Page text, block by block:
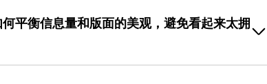
的示例文字全部换成你自己的标题、步骤和说明，确保
性，使用编辑器的‘颜色’功能更换整体配色。最后，检
平衡信息量和版面的美观，避免看起来太拥